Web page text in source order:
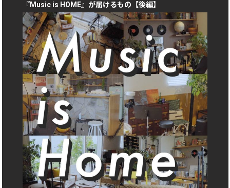
『Music is HOME』が届けるもの【後編】